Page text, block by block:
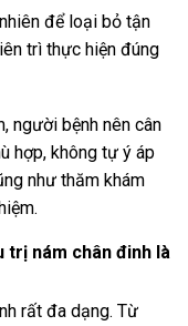
để loại bỏ tận
trì thực hiện đúng
người bệnh nên cân
hợp, không tự ý áp
như thăm khám
trị nám chân đinh là
rất đa dạng. Từ